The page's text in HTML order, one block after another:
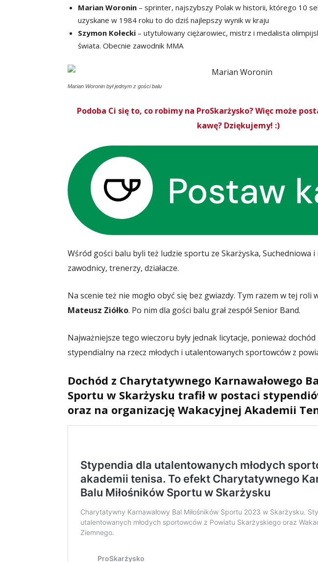
Marian Woronin – sprinter, najszybszy Polak w historii, którego 10
uzyskane w 1984 roku to do dziś najlepszy wynik w kraju
Szymon Kołecki – utytułowany ciężarowiec, mistrz i medalista
świata. Obecnie zawodnik MMA
Marian Woronin był jednym z gości balu
Podoba Ci się to, co robimy na ProSkarżysko? Więc może
kawę? Dziękujemy! :)
Wśród gości balu byli też ludzie sportu ze Skarżyska, Suchedniowa
zawodnicy, trenerzy, działacze.
Na scenie też nie mogło obyć się bez gwiazdy. Tym razem w tej roli
Mateusz Ziółko. Po nim dla gości balu grał zespół Senior Band.
Najważniejsze tego wieczoru były jednak licytacje, ponieważ
stypendialny na rzecz młodych i utalentowanych sportowców z
Dochód z Charytatywnego Karnawałowego
Sportu w Skarżysku trafił w postaci
oraz na organizację Wakacyjnej Akademii